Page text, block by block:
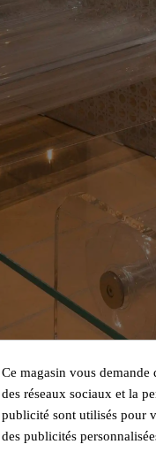
Ce magasin vous
des réseaux sociaux et la
publicité sont utilisés pour
des publicités